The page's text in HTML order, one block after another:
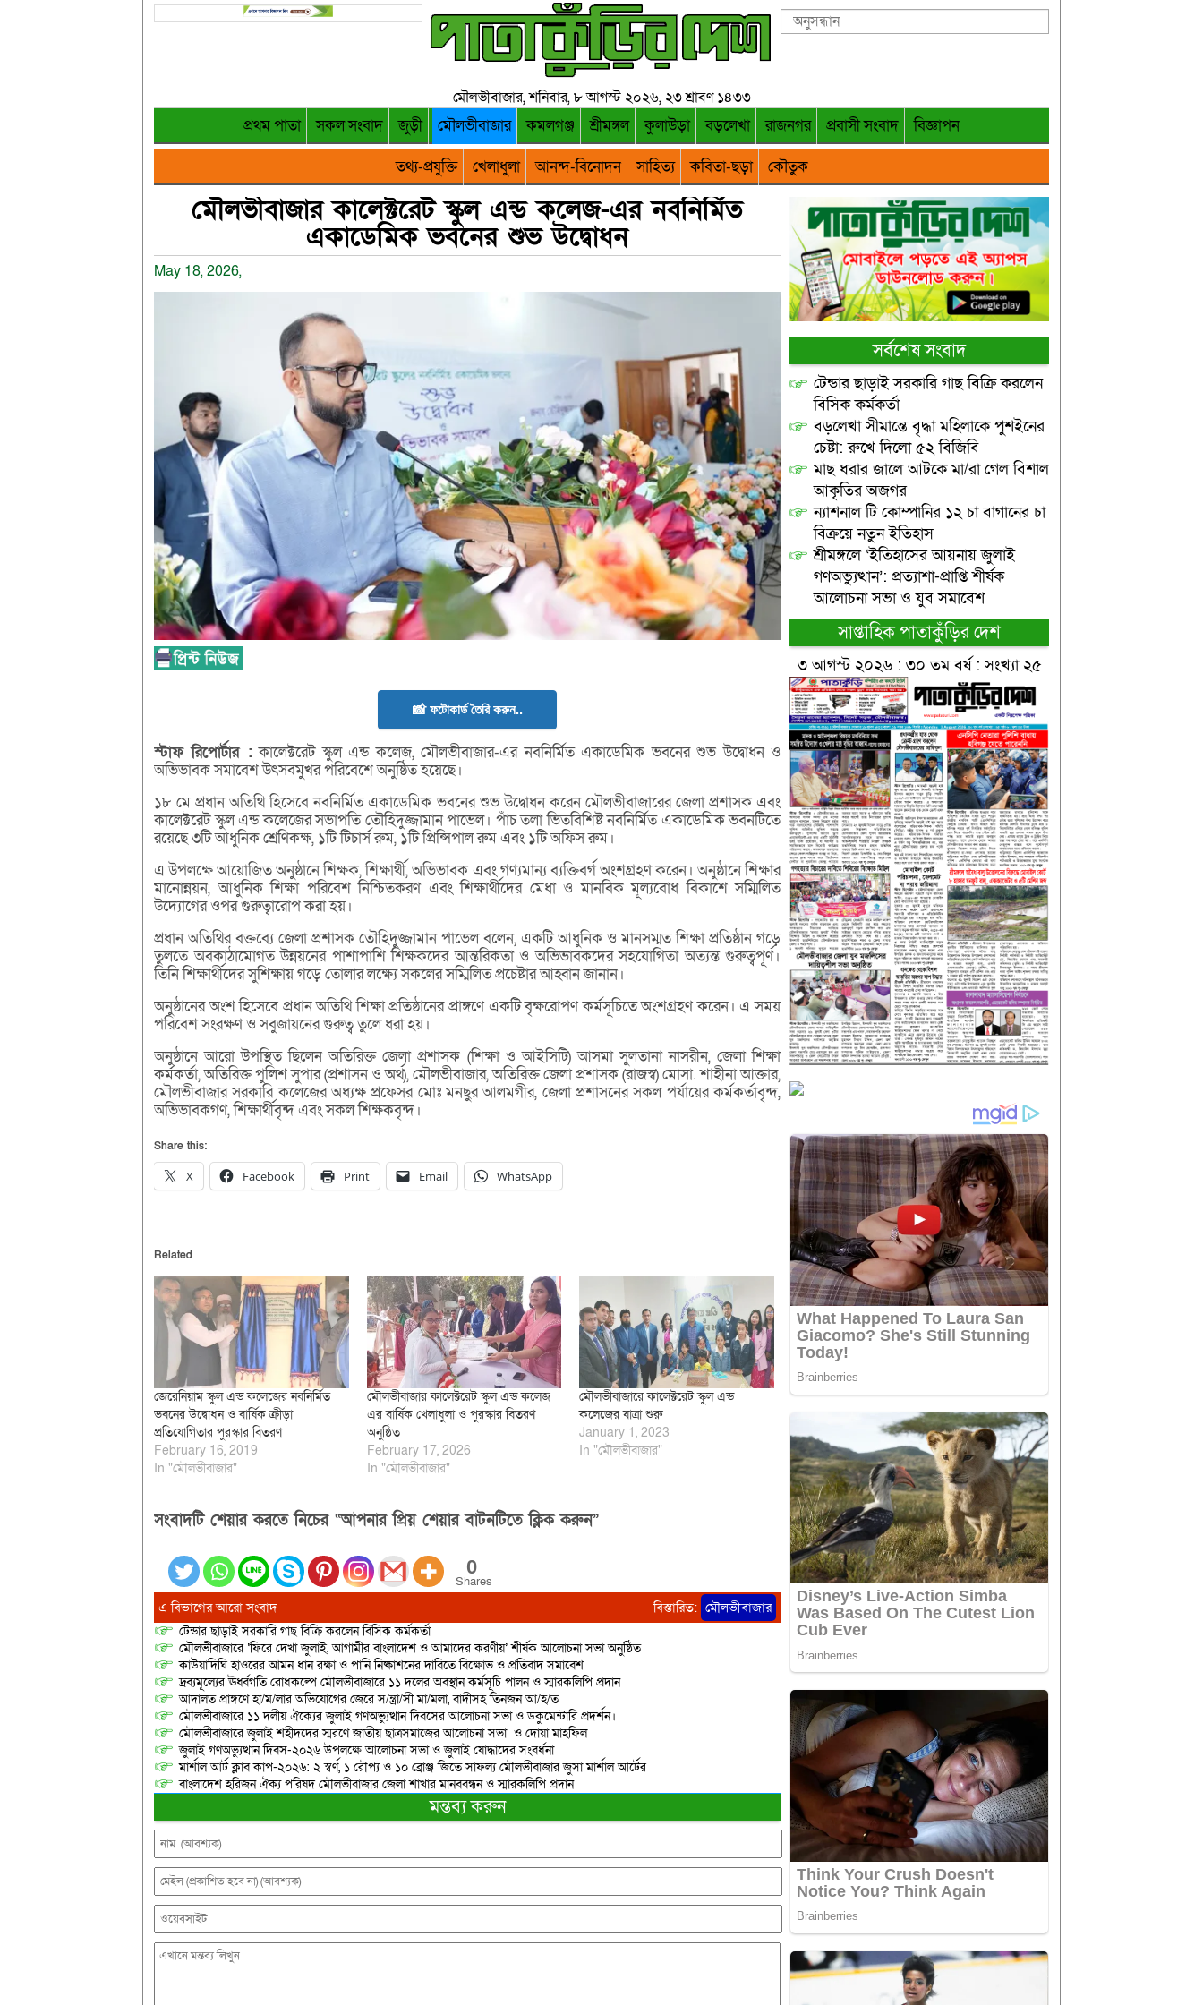
মৌলভীবাজার, শনিবার, ৮ আগস্ট ২০২৬, ২৩ শ্রাবণ ১৪৩৩
প্রথম পাতা সকল সংবাদ জুড়ী মৌলভীবাজার কমলগঞ্জ শ্রীমঙ্গল কুলাউড়া বড়লেখা রাজনগর প্রবাসী সংবাদ
বিজ্ঞাপন
তথ্য-প্রযুক্তি
খেলাধুলা আনন্দ-বিনোদন সাহিত্য কবিতা-ছড়া কৌতুক
মৌলভীবাজার কালেক্টরেট স্কুল এন্ড কলেজ-এর নবনির্মিত
একাডেমিক ভবনের শুভ উদ্বোধন
May 18, 2026,
📸 ফটোকার্ড তৈরি করুন..
স্টাফরিপোর্টার : কালেক্টরেট স্কুল এন্ড কলেজ, মৌলভীবাজার-এর নবনির্মিত একাডেমিক ভবনের শুভ উদ্বোধন ও
অভিভাবক সমাবেশ উৎসবমুখর পরিবেশে অনুষ্ঠিত হয়েছে।
১৮ মে প্রধান অতিথি হিসেবে নবনির্মিত একাডেমিক ভবনের শুভ উদ্বোধন করেন মৌলভীবাজারের জেলা প্রশাসক এবং
কালেক্টরেট স্কুল এন্ড কলেজের সভাপতি তৌহিদুজ্জামান পাভেল। পাঁচ তলা ভিতবিশিষ্ট নবনির্মিত একাডেমিক ভবনটিতে
রয়েছে ৩টি আধুনিক শ্রেণিকক্ষ, ১টি টিচার্স রুম, ১টি প্রিন্সিপাল রুম এবং ১টি অফিস রুম।
এ উপলক্ষে আয়োজিত অনুষ্ঠানে শিক্ষক, শিক্ষার্থী, অভিভাবক এবং গণ্যমান্য ব্যক্তিবর্গ অংশগ্রহণ করেন। অনুষ্ঠানে শিক্ষার
মানোন্নয়ন, আধুনিক শিক্ষা পরিবেশ নিশ্চিতকরণ এবং শিক্ষার্থীদের মেধা ও মানবিক মূল্যবোধ বিকাশে সম্মিলিত
উদ্যোগের ওপর গুরুত্বারোপ করা হয়।
প্রধান অতিথির বক্তব্যে জেলা প্রশাসক তৌহিদুজ্জামান পাভেল বলেন, একটি আধুনিক ও মানসম্মত শিক্ষা প্রতিষ্ঠান গড়ে
তুলতে অবকাঠামোগত উন্নয়নের পাশাপাশি শিক্ষকদের আন্তরিকতা ও অভিভাবকদের সহযোগিতা অত্যন্ত গুরুত্বপূর্ণ।
তিনি শিক্ষার্থীদের সুশিক্ষায় গড়ে তোলার লক্ষ্যে সকলের সম্মিলিত প্রচেষ্টার আহ্বান জানান।
অনুষ্ঠানের অংশ হিসেবে প্রধান অতিথি শিক্ষা প্রতিষ্ঠানের প্রাঙ্গণে একটি বৃক্ষরোপণ কর্মসূচিতে অংশগ্রহণ করেন। এ সময়
পরিবেশ সংরক্ষণ ও সবুজায়নের গুরুত্ব তুলে ধরা হয়।
অনুষ্ঠানে আরো উপস্থিত ছিলেন অতিরিক্ত জেলা প্রশাসক (শিক্ষা ও আইসিটি) আসমা সুলতানা নাসরীন, জেলা শিক্ষা
কর্মকর্তা, অতিরিক্ত পুলিশ সুপার (প্রশাসন ও অর্থ), মৌলভীবাজার, অতিরিক্ত জেলা প্রশাসক (রাজস্ব) মোসা. শাহীনা আক্তার,
মৌলভীবাজার সরকারি কলেজের অধ্যক্ষ প্রফেসর মোঃ মনছুর আলমগীর, জেলা প্রশাসনের সকল পর্যায়ের কর্মকর্তাবৃন্দ,
অভিভাবকগণ, শিক্ষার্থীবৃন্দ এবং সকল শিক্ষকবৃন্দ।
Share this:
X Facebook Print Email WhatsApp
Related
জেরেনিয়াম স্কুল এন্ড কলেজের নবনির্মিত
ভবনের উদ্বোধন ও বার্ষিক ক্রীড়া
প্রতিযোগিতার পুরস্কার বিতরণ
February 16, 2019
In "মৌলভীবাজার"
মৌলভীবাজার কালেক্টরেট স্কুল এন্ড কলেজ
এর বার্ষিক খেলাধুলা ও পুরস্কার বিতরণ
অনুষ্ঠিত
February 17, 2026
In "মৌলভীবাজার"
মৌলভীবাজারে কালেক্টরেট স্কুল এন্ড
কলেজের যাত্রা শুরু
January 1, 2023
In "মৌলভীবাজার"
সংবাদটি শেয়ার করতে নিচের “আপনার প্রিয় শেয়ার বাটনটিতে ক্লিক করুন”
0
Shares
এ বিভাগের আরো সংবাদ বিস্তারিত: মৌলভীবাজার
টেন্ডার ছাড়াই সরকারি গাছ বিক্রি করলেন বিসিক কর্মকর্তা
মৌলভীবাজারে ‘ফিরে দেখা জুলাই, আগামীর বাংলাদেশ ও আমাদের করণীয়’ শীর্ষক আলোচনা সভা অনুষ্ঠিত
কাউয়াদিঘি হাওরের আমন ধান রক্ষা ও পানি নিষ্কাশনের দাবিতে বিক্ষোভ ও প্রতিবাদ সমাবেশ
দ্রব্যমূল্যের ঊর্ধ্বগতি রোধকল্পে মৌলভীবাজারে ১১ দলের অবস্থান কর্মসূচি পালন ও স্মারকলিপি প্রদান
আদালত প্রাঙ্গণে হা/ম/লার অভিযোগের জেরে স/ন্ত্রা/সী মা/মলা, বাদীসহ তিনজন আ/হ/ত
মৌলভীবাজারে ১১ দলীয় ঐক্যের জুলাই গণঅভ্যুত্থান দিবসের আলোচনা সভা ও ডকুমেন্টারি প্রদর্শন।
মৌলভীবাজারে জুলাই শহীদদের স্মরণে জাতীয় ছাত্রসমাজের আলোচনা সভা ও দোয়া মাহফিল
জুলাই গণঅভ্যুত্থান দিবস-২০২৬ উপলক্ষে আলোচনা সভা ও জুলাই যোদ্ধাদের সংবর্ধনা
মার্শাল আর্ট ক্লাব কাপ-২০২৬: ২ স্বর্ণ, ১ রৌপ্য ও ১০ ব্রোঞ্জ জিতে সাফল্য মৌলভীবাজার জুসা মার্শাল আর্টের
বাংলাদেশ হরিজন ঐক্য পরিষদ মৌলভীবাজার জেলা শাখার মানববন্ধন ও স্মারকলিপি প্রদান
মন্তব্য করুন
সর্বশেষ সংবাদ
টেন্ডার ছাড়াই সরকারি গাছ বিক্রি করলেন
বিসিক কর্মকর্তা
বড়লেখা সীমান্তে বৃদ্ধা মহিলাকে পুশইনের
চেষ্টা: রুখে দিলো ৫২ বিজিবি
মাছ ধরার জালে আটকে মা/রা গেল বিশাল
আকৃতির অজগর
ন্যাশনাল টি কোম্পানির ১২ চা বাগানের চা
বিক্রয়ে নতুন ইতিহাস
শ্রীমঙ্গলে ‘ইতিহাসের আয়নায় জুলাই
গণঅভ্যুত্থান’: প্রত্যাশা-প্রাপ্তি শীর্ষক
আলোচনা সভা ও যুব সমাবেশ
সাপ্তাহিক পাতাকুঁড়ির দেশ
৩ আগস্ট ২০২৬ : ৩০ তম বর্ষ : সংখ্যা ২৫